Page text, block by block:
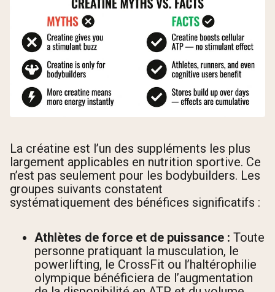
La créatine est l’un des suppléments les plus
largement applicables en nutrition sportive. Ce
n’est pas seulement pour les bodybuilders. Les
groupes suivants constatent
systématiquement des bénéfices significatifs :
Athlètes de force et de puissance : Toute
personne pratiquant la musculation, le
powerlifting, le CrossFit ou l’haltérophilie
olympique bénéficiera de l’augmentation